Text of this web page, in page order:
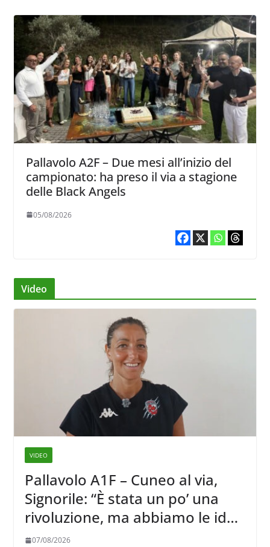
Pallavolo A2F – Due mesi all’inizio del
campionato: ha preso il via a stagione
delle Black Angels
05/08/2026
Video
VIDEO
Pallavolo A1F – Cuneo al via,
Signorile: “È stata un po’ una
rivoluzione, ma abbiamo le idee
chiare siu cosa vogliamo fare”
07/08/2026